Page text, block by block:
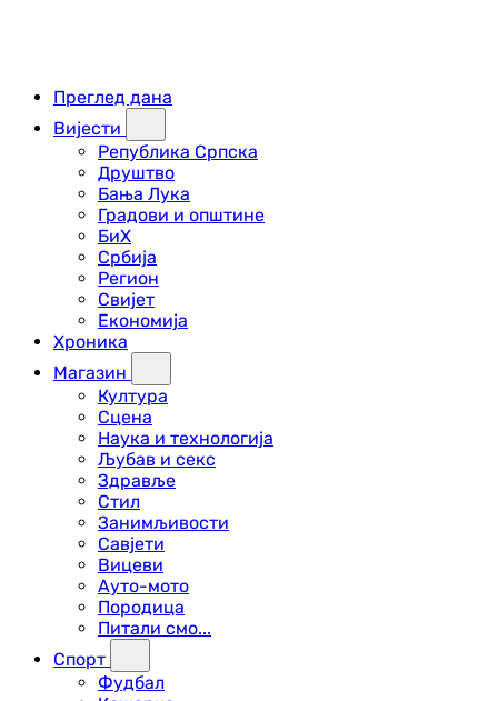
Преглед дана
Вијести
Република Српска
Друштво
Бања Лука
Градови и општине
БиХ
Србија
Регион
Свијет
Економија
Хроника
Магазин
Култура
Сцена
Наука и технологија
Љубав и секс
Здравље
Стил
Занимљивости
Савјети
Вицеви
Ауто-мото
Породица
Питали смо...
Спорт
Фудбал